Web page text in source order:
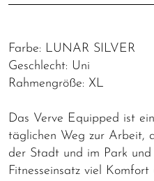
Farbe: LUNAR SILVER
Geschlecht: Uni
Rahmengröße: XL
Das Verve Equipped ist
täglichen Weg zur Arbeit,
der Stadt und im Park
Fitnesseinsatz viel